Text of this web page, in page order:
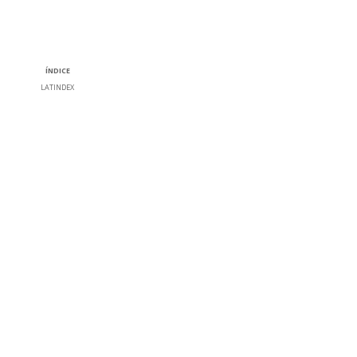
ÍNDICE
LATINDEX